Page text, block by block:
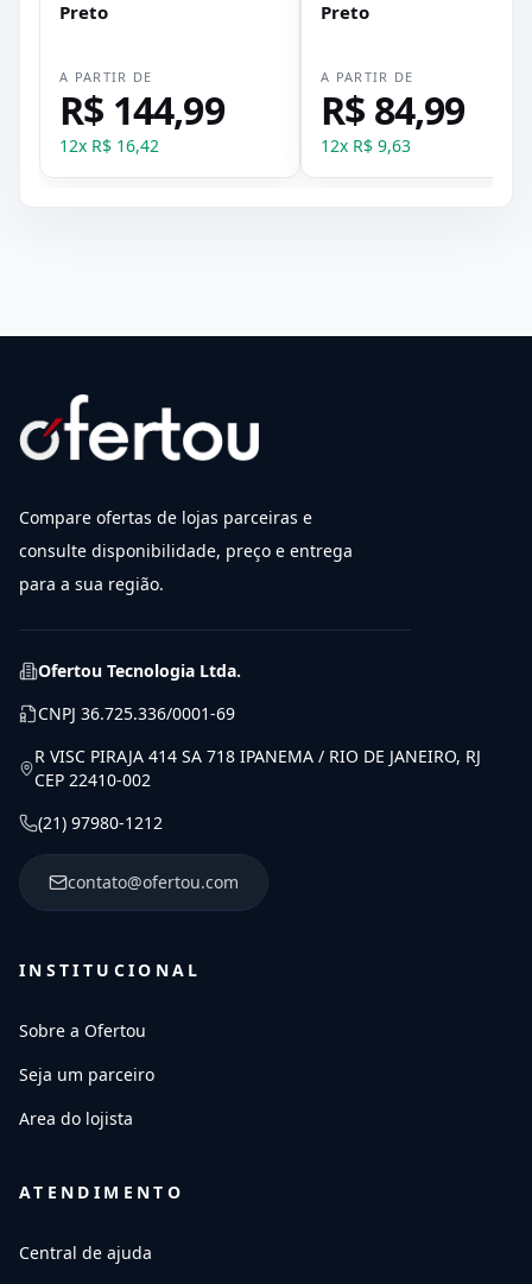
Preto
A PARTIR DE
R$ 144,99
12x R$ 16,42
Preto
A PARTIR DE
R$ 84,99
12x R$ 9,63
Compare ofertas de lojas parceiras e
consulte disponibilidade, preço e entrega
para a sua região.
Ofertou Tecnologia Ltda.
CNPJ 36.725.336/0001-69
R VISC PIRAJA 414 SA 718 IPANEMA / RIO DE JANEIRO, RJ
CEP 22410-002
(21) 97980-1212
contato@ofertou.com
INSTITUCIONAL
Sobre a Ofertou
Seja um parceiro
Area do lojista
ATENDIMENTO
Central de ajuda